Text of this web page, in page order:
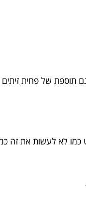
של פחית זיתים
כמו לא לעשות את זה